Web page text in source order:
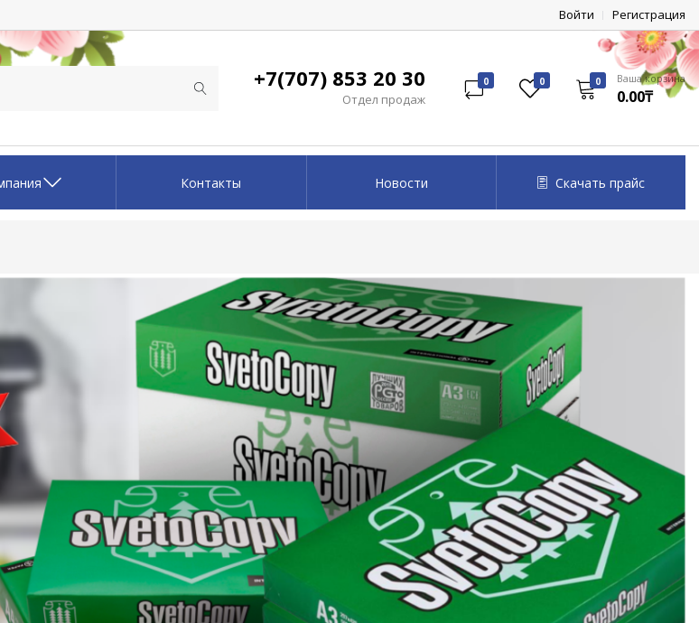
Войти Регистрация
+7(707) 853 20 30
Отдел продаж
0 0 0 Ваша корзина
0.00₸
Контакты Новости Скачать прайс